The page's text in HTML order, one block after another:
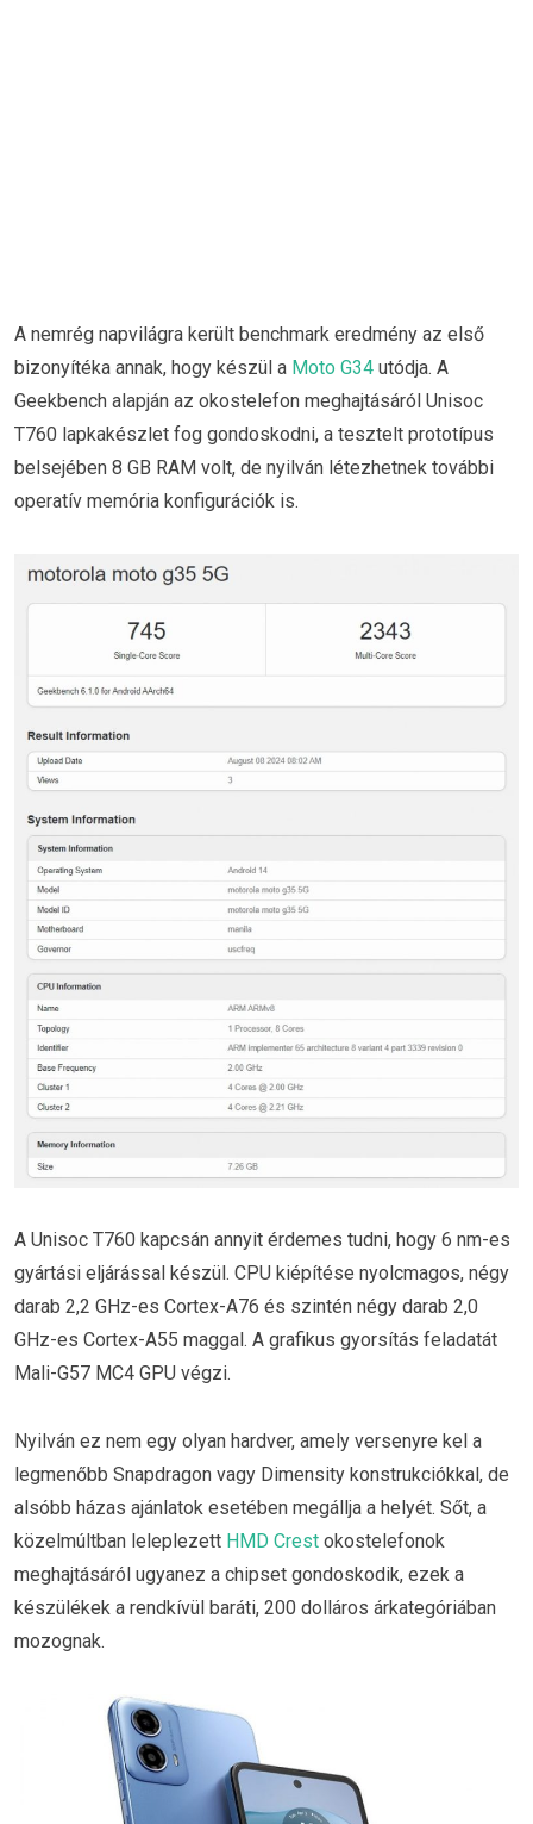
A nemrég napvilágra került benchmark eredmény az első
bizonyítéka annak, hogy készül a Moto G34 utódja. A
Geekbench alapján az okostelefon meghajtásáról Unisoc
T760 lapkakészlet fog gondoskodni, a tesztelt prototípus
belsejében 8 GB RAM volt, de nyilván létezhetnek további
operatív memória konfigurációk is.
A Unisoc T760 kapcsán annyit érdemes tudni, hogy 6 nm-es
gyártási eljárással készül. CPU kiépítése nyolcmagos, négy
darab 2,2 GHz-es Cortex-A76 és szintén négy darab 2,0
GHz-es Cortex-A55 maggal. A grafikus gyorsítás feladatát
Mali-G57 MC4 GPU végzi.
Nyilván ez nem egy olyan hardver, amely versenyre kel a
legmenőbb Snapdragon vagy Dimensity konstrukciókkal, de
alsóbb házas ajánlatok esetében megállja a helyét. Sőt, a
közelmúltban leleplezett HMD Crest okostelefonok
meghajtásáról ugyanez a chipset gondoskodik, ezek a
készülékek a rendkívül baráti, 200 dolláros árkategóriában
mozognak.